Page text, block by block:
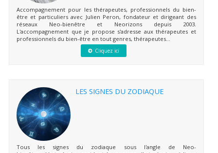
Accompagnement pour les thérapeutes, professionnels du bien-
être et particuliers avec Julien Peron, fondateur et dirigeant des
réseaux Neo-bienêtre et Neorizons depuis 2003.
L'accompagnement que je propose s'adresse aux thérapeutes et
professionnels du bien-être en tout genres, thérapeutes...
Cliquez ici
LES SIGNES DU ZODIAQUE
Tous les signes du zodiaque sous l'angle de Neo-